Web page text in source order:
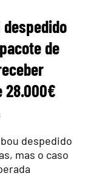
de
28.000€
despedido
mas o caso